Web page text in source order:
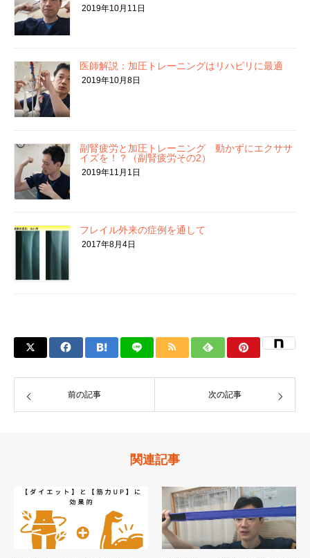
2019年10月11日
医師解説：加圧トレーニングはリハビリに最適
2019年10月8日
副腎疲労と加圧トレーニング 動かずにエクササ
イズを！？（副腎疲労その2）
2019年11月1日
フレイル外来の症例を通して
2017年8月4日
前の記事 次の記事
関連記事